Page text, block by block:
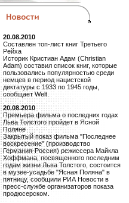
20.08.2010
Составлен топ-лист книг Третьего
Рейха
Историк Кристиан Адам (Christian
Adam) составил список книг, которые
пользовались популярностью среди
немцев в период нацистской
диктатуры с 1933 по 1945 годы,
сообщает Welt.
20.08.2010
Премьера фильма о последних годах
Льва Толстого пройдет в Ясной
Поляне
Закрытый показ фильма "Последнее
воскресение" (производство
Германия-Россия) режиссера Майкла
Хоффмана, посвященного последним
годам жизни Льва Толстого, состоится
в музее-усадьбе "Ясная Поляна" в
пятницу, сообщили РИА Новости в
пресс-службе организаторов показа
продюсерском.